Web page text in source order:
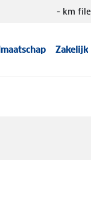
Zakelijk
- km file